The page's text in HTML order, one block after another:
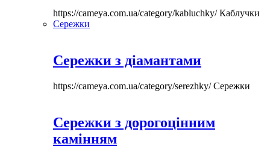
https://cameya.com.ua/category/kabluchky/Каблучки
Сережки
Сережки з діамантами
https://cameya.com.ua/category/serezhky/Сережки
Сережки з дорогоцінним
камінням